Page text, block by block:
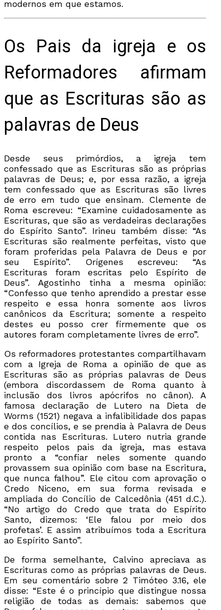
modernos em que estamos.
Os Pais da igreja e os
Reformadores afirmam
que as Escrituras são as
palavras de Deus
Desde seus primórdios, a igreja tem
confessado que as Escrituras são as próprias
palavras de Deus; e, por essa razão, a igreja
tem confessado que as Escrituras são livres
de erro em tudo que ensinam. Clemente de
Roma escreveu: “Examine cuidadosamente as
Escrituras, que são as verdadeiras declarações
do Espírito Santo”. Irineu também disse: “As
Escrituras são realmente perfeitas, visto que
foram proferidas pela Palavra de Deus e por
seu Espírito”. Orígenes escreveu: “As
Escrituras foram escritas pelo Espírito de
Deus”. Agostinho tinha a mesma opinião:
“Confesso que tenho aprendido a prestar esse
respeito e essa honra somente aos livros
canônicos da Escritura; somente a respeito
destes eu posso crer firmemente que os
autores foram completamente livres de erro”.
Os reformadores protestantes compartilhavam
com a Igreja de Roma a opinião de que as
Escrituras são as próprias palavras de Deus
(embora discordassem de Roma quanto à
inclusão dos livros apócrifos no cânon). A
famosa declaração de Lutero na Dieta de
Worms (1521) negava a infalibilidade dos papas
e dos concílios, e se prendia à Palavra de Deus
contida nas Escrituras. Lutero nutria grande
respeito pelos pais da igreja, mas estava
pronto a “confiar neles somente quando
provassem sua opinião com base na Escritura,
que nunca falhou”. Ele citou com aprovação o
Credo Niceno, em sua forma revisada e
ampliada do Concílio de Calcedônia (451 d.C.).
“No artigo do Credo que trata do Espírito
Santo, dizemos: ‘Ele falou por meio dos
profetas’. E assim atribuímos toda a Escritura
ao Espírito Santo”.
De forma semelhante, Calvino apreciava as
Escrituras como as próprias palavras de Deus.
Em seu comentário sobre 2 Timóteo 3.16, ele
disse: “Este é o princípio que distingue nossa
religião de todas as demais: sabemos que